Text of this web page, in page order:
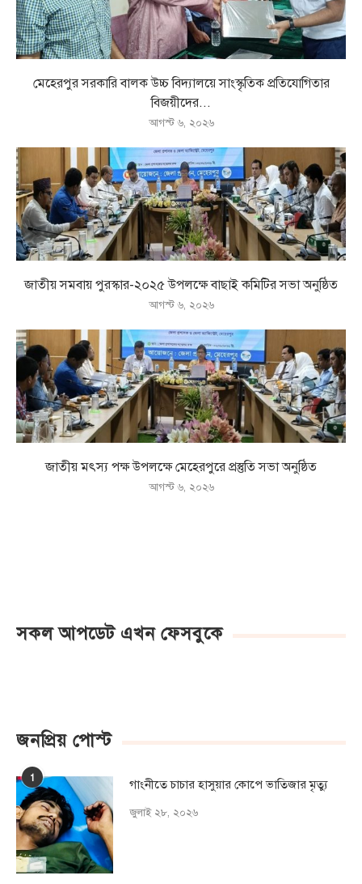
মেহেরপুর সরকারি বালক উচ্চ বিদ্যালয়ে সাংস্কৃতিক প্রতিযোগিতার
বিজয়ীদের...
আগস্ট ৬, ২০২৬
জাতীয় সমবায় পুরস্কার-২০২৫ উপলক্ষে বাছাই কমিটির সভা অনুষ্ঠিত
আগস্ট ৬, ২০২৬
জাতীয় মৎস্য পক্ষ উপলক্ষে মেহেরপুরে প্রস্তুতি সভা অনুষ্ঠিত
আগস্ট ৬, ২০২৬
সকল আপডেট এখন ফেসবুকে
জনপ্রিয় পোস্ট
1 গাংনীতে চাচার হাসুয়ার কােপে ভাতিজার মৃত্যু
জুলাই ২৮, ২০২৬